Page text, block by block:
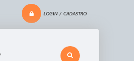
LOGIN / CADASTRO